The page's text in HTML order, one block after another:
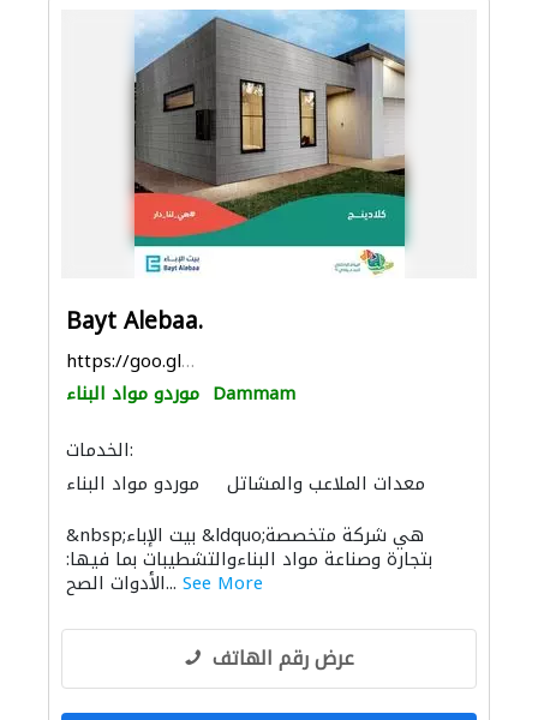
Bayt Alebaa.
https://goo.gl/maps/pX7oojznUVvTGHce7
موردو مواد البناء Dammam
الخدمات:
موردو مواد البناء
معدات الملاعب والمشاتل
سجاد وموكيت أرضيات الفينيل الاكسسوارات
الديكور الداخلي
&nbsp;بيت الإباء &ldquo;هي شركة متخصصة
بتجارة وصناعة مواد البناءوالتشطيبات بما فيها:
الأدوات الصح... See More
عرض رقم الهاتف